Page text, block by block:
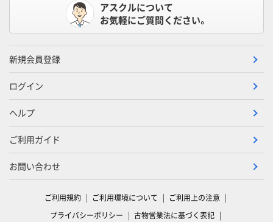
アスクルについて
お気軽にご質問ください。
新規会員登録
ログイン
ヘルプ
ご利用ガイド
お問い合わせ
ご利用規約 ご利用環境について
ご利用上の注意
プライバシーポリシー
古物営業法に基づく表記